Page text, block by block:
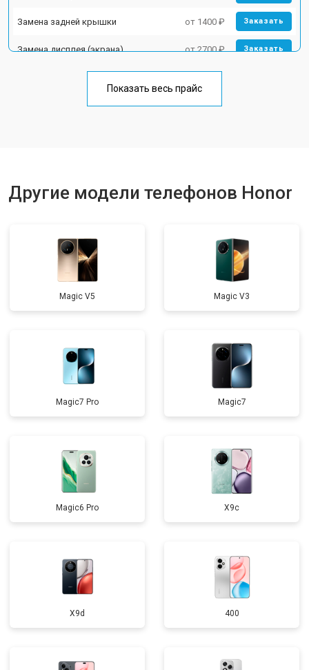
Замена задней крышки от 1400 ₽ Заказать
Замена дисплея (экрана) от 2700 ₽ Заказать
Замена кнопки включения от 1750 ₽
Показать весь прайс
Другие модели телефонов Honor
Magic V5 Magic V3
Magic7 Pro Magic7
Magic6 Pro X9c
X9d 400